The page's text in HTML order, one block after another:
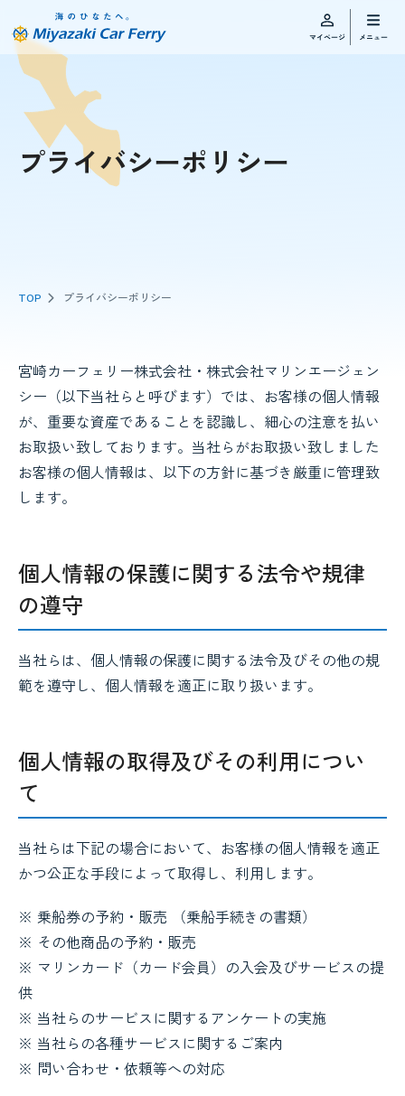
プライバシーポリシー
TOP プライバシーポリシー
宮崎カーフェリー株式会社・株式会社マリンエージェン
シー（以下当社らと呼びます）では、お客様の個人情報
が、重要な資産であることを認識し、細心の注意を払い
お取扱い致しております。当社らがお取扱い致しました
お客様の個人情報は、以下の方針に基づき厳重に管理致
します。
個人情報の保護に関する法令や規律
の遵守
当社らは、個人情報の保護に関する法令及びその他の規
範を遵守し、個人情報を適正に取り扱います。
個人情報の取得及びその利用につい
て
当社らは下記の場合において、お客様の個人情報を適正
かつ公正な手段によって取得し、利用します。
※ 乗船券の予約・販売 （乗船手続きの書類）
※ その他商品の予約・販売
※ マリンカード（カード会員）の入会及びサービスの提
供
※ 当社らのサービスに関するアンケートの実施
※ 当社らの各種サービスに関するご案内
※ 問い合わせ・依頼等への対応